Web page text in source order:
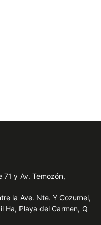
71 y Av. Temozón,
la Ave. Nte. Y Cozumel,
Ha, Playa del Carmen, Q